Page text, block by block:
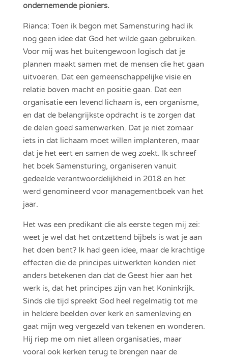
ondernemende pioniers.
Rianca: Toen ik begon met Samensturing had ik
nog geen idee dat God het wilde gaan gebruiken.
Voor mij was het buitengewoon logisch dat je
plannen maakt samen met de mensen die het gaan
uitvoeren. Dat een gemeenschappelijke visie en
relatie boven macht en positie gaan. Dat een
organisatie een levend lichaam is, een organisme,
en dat de belangrijkste opdracht is te zorgen dat
de delen goed samenwerken. Dat je niet zomaar
iets in dat lichaam moet willen implanteren, maar
dat je het eert en samen de weg zoekt. Ik schreef
het boek Samensturing, organiseren vanuit
gedeelde verantwoordelijkheid in 2018 en het
werd genomineerd voor managementboek van het
jaar.
Het was een predikant die als eerste tegen mij zei:
weet je wel dat het ontzettend bijbels is wat je aan
het doen bent? Ik had geen idee, maar de krachtige
effecten die de principes uitwerkten konden niet
anders betekenen dan dat de Geest hier aan het
werk is, dat het principes zijn van het Koninkrijk.
Sinds die tijd spreekt God heel regelmatig tot me
in heldere beelden over kerk en samenleving en
gaat mijn weg vergezeld van tekenen en wonderen.
Hij riep me om niet alleen organisaties, maar
vooral ook kerken terug te brengen naar de